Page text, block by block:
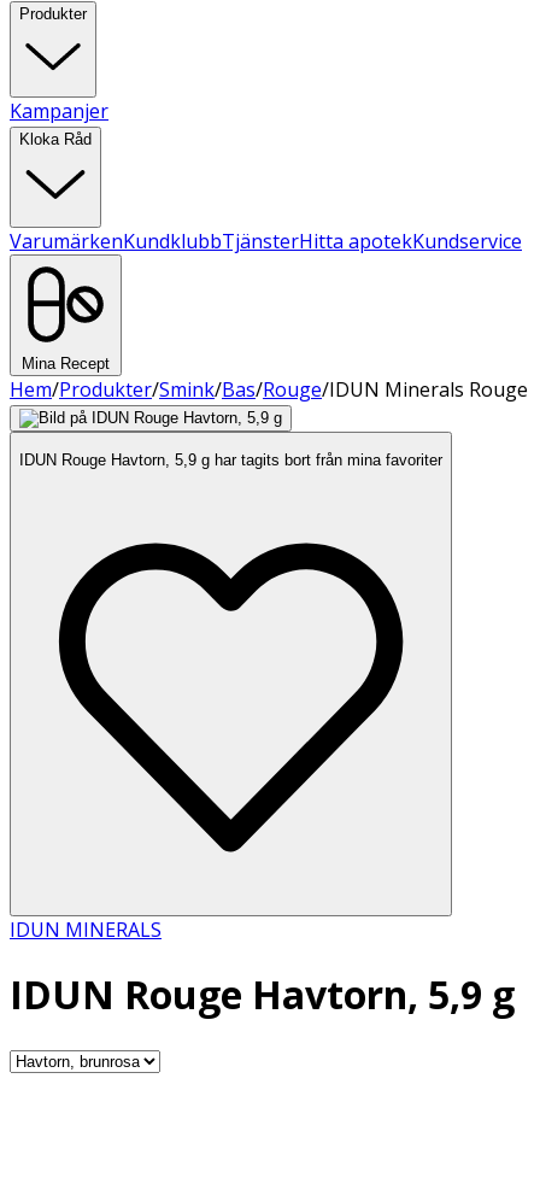
Produkter
Kampanjer
Kloka Råd
VarumärkenKundklubbTjänsterHitta apotekKundservice
Mina Recept
Hem/Produkter/Smink/Bas/Rouge/IDUN Minerals Rouge
IDUN Rouge Havtorn, 5,9 g har tagits bort från mina favoriter
IDUN MINERALS
IDUN Rouge Havtorn, 5,9 g